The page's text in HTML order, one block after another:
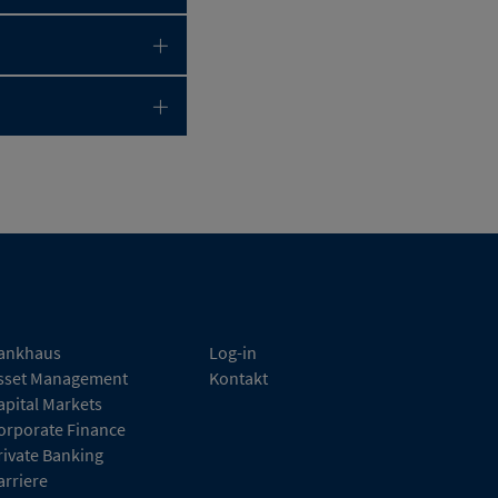
Management
Markets
Finance
Banking
Log-in
Kontakt